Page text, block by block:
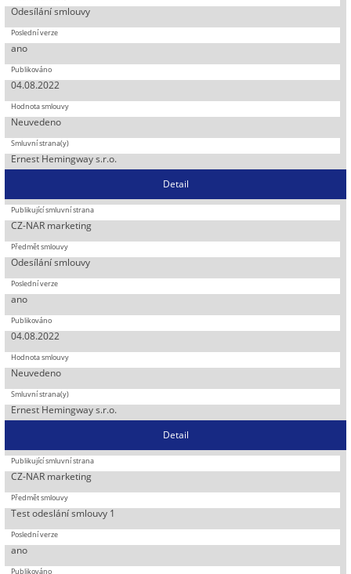
Odesílání smlouvy
ano
04.08.2022
Neuvedeno
Ernest Hemingway s.r.o.
Detail
CZ-NAR marketing
Odesílání smlouvy
ano
04.08.2022
Neuvedeno
Ernest Hemingway s.r.o.
Detail
CZ-NAR marketing
Test odeslání smlouvy 1
ano